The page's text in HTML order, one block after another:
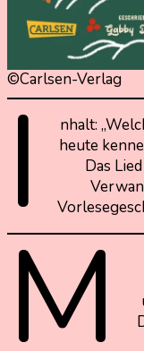
©Carlsen-Verlag
I
nhalt:
heute
Das
M